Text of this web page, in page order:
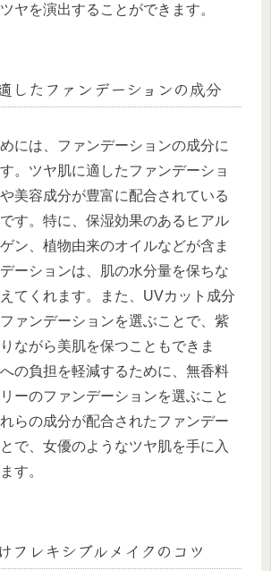
ヤを演出することができます。
したファンデーションの成分
には、ファンデーションの成分に
。ツヤ肌に適したファンデーショ
美容成分が豊富に配合されている
す。特に、保湿効果のあるヒアル
ン、植物由来のオイルなどが含ま
ーションは、肌の水分量を保ちな
てくれます。また、UVカット成分
ァンデーションを選ぶことで、紫
ながら美肌を保つこともできま
の負担を軽減するために、無香料
ーのファンデーションを選ぶこと
らの成分が配合されたファンデー
で、女優のようなツヤ肌を手に入
す。
フレキシブルメイクのコツ